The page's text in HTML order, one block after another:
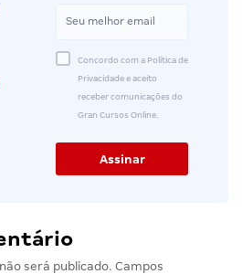
Concordo com a Política de
Privacidade e aceito
receber comunicações do
Gran Cursos Online.
será publicado. Campos